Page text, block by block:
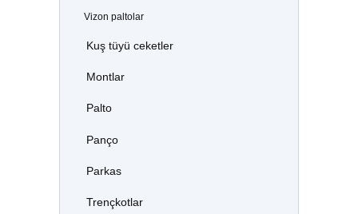
Vizon paltolar
Kuş tüyü ceketler
Montlar
Palto
Panço
Parkas
Trençkotlar